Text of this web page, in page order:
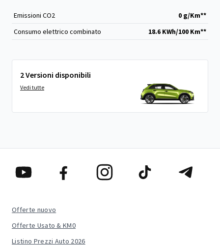
Emissioni CO2
0 g/Km**
Consumo elettrico combinato
18.6 KWh/100 Km**
2 Versioni disponibili
Vedi tutte
Offerte nuovo
Offerte Usato & KM0
Listino Prezzi Auto 2026